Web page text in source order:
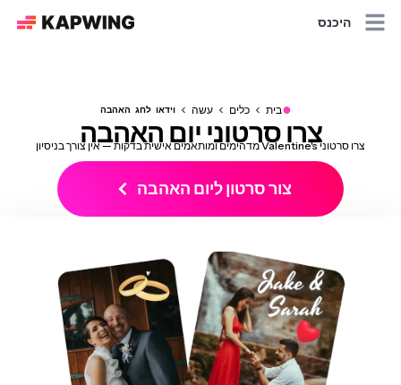
היכנס
●בית כלים עשה וידאו לחג האהבה
צרו סרטוני יום האהבהצרו סרטוני Valentine's מדהימים ומותאמים אישית בדקות — אין צורך בניסיון
צור סרטון ליום האהבה